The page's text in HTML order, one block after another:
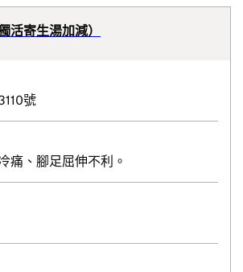
活寄生湯加減）
號
痛、腳足屈伸不利。